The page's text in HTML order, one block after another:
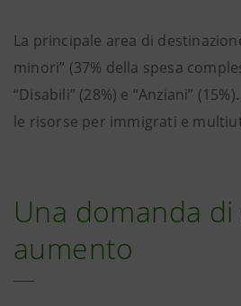
La principale area di
minori” (37% della spesa
“Disabili” (28%) e “Anziani”
le risorse per immigrati e
Una domanda di
aumento